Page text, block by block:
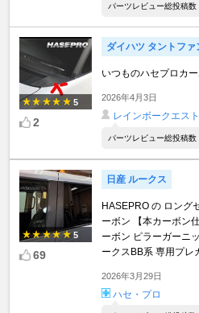
パーツレビュー総投稿数
5
2
ダイハツ タントファ
いつものハセプロカー
2026年4月3日
レインボークエスト
パーツレビュー総投稿数
5
69
日産 ルークス
HASEPRO の ロング
ーボン 【本カーボン
ーボン ピラーガーニ
ークスBB系 専用プレ
2026年3月29日
ハセ・プロ